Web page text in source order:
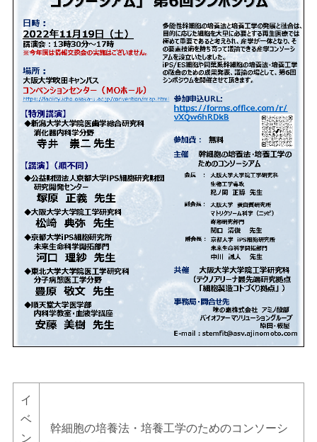
イ
ベ
ン
幹細胞の培養法・培養工学のためのコンソーシ